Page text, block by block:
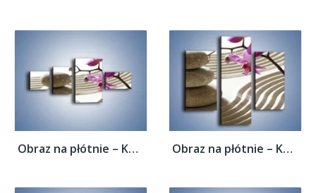
Obraz na płótnie – Kamień piasek i kwiat –... Obraz na płótnie – Kamień piasek i kwiat –...